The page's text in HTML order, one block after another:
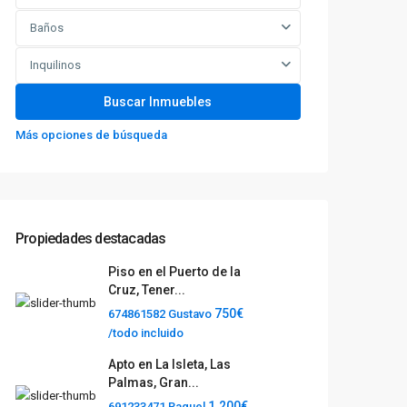
Baños
Inquilinos
Más opciones de búsqueda
Propiedades destacadas
Piso en el Puerto de la
Cruz, Tener...
674861582 Gustavo 750€
/todo incluido
Apto en La Isleta, Las
Palmas, Gran...